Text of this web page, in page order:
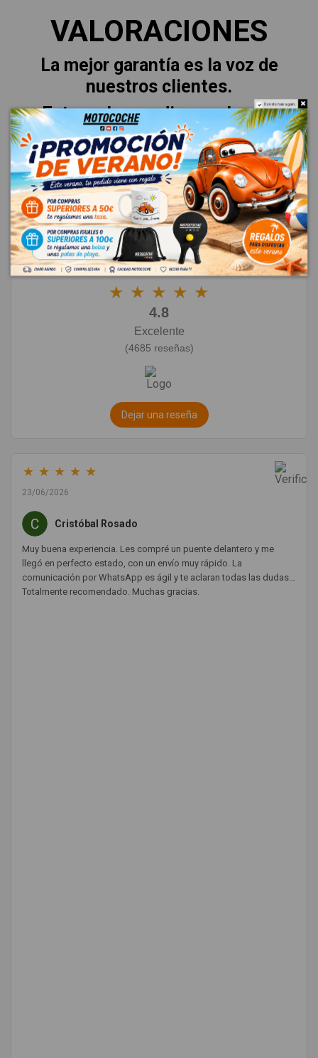
VALORACIONES
La mejor garantía es la voz de
nuestros clientes.
Esto es lo que dicen sobre su
experiencia.
★ ★ ★ ★ ★
4.8
Excelente
(4685 reseñas)
Dejar una reseña
★ ★ ★ ★ ★
23/06/2026
Cristóbal Rosado
Muy buena experiencia. Les compré un puente delantero y me
llegó en perfecto estado, con un envío muy rápido. La
comunicación por WhatsApp es ágil y te aclaran todas las dudas.
Totalmente recomendado. Muchas gracias.
Do not show again.